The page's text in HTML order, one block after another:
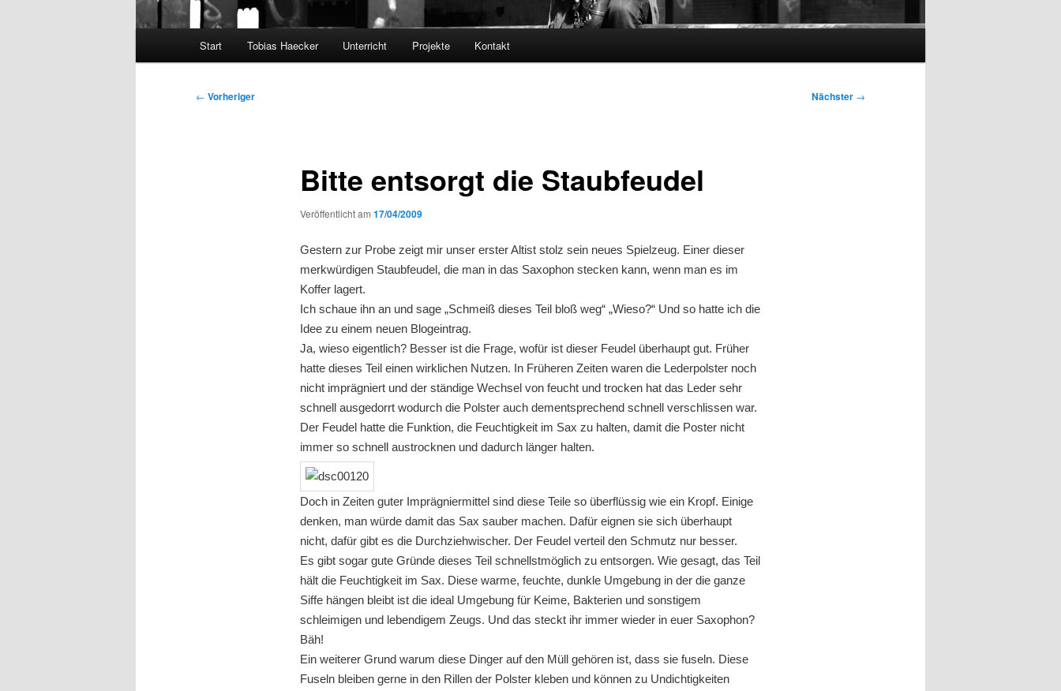
Start Tobias Haecker Unterricht Projekte Kontakt
Beitragsnavigation
← Vorheriger Nächster →
Bitte entsorgt die Staubfeudel
Veröffentlicht am 17/04/2009
Gestern zur Probe zeigt mir unser erster Altist stolz sein neues Spielzeug. Einer dieser
merkwürdigen Staubfeudel, die man in das Saxophon stecken kann, wenn man es im
Koffer lagert.
Ich schaue ihn an und sage „Schmeiß dieses Teil bloß weg“ „Wieso?“ Und so hatte ich die
Idee zu einem neuen Blogeintrag.
Ja, wieso eigentlich? Besser ist die Frage, wofür ist dieser Feudel überhaupt gut. Früher
hatte dieses Teil einen wirklichen Nutzen. In Früheren Zeiten waren die Lederpolster noch
nicht imprägniert und der ständige Wechsel von feucht und trocken hat das Leder sehr
schnell ausgedorrt wodurch die Polster auch dementsprechend schnell verschlissen war.
Der Feudel hatte die Funktion, die Feuchtigkeit im Sax zu halten, damit die Poster nicht
immer so schnell austrocknen und dadurch länger halten.
Doch in Zeiten guter Imprägniermittel sind diese Teile so überflüssig wie ein Kropf. Einige
denken, man würde damit das Sax sauber machen. Dafür eignen sie sich überhaupt
nicht, dafür gibt es die Durchziehwischer. Der Feudel verteil den Schmutz nur besser.
Es gibt sogar gute Gründe dieses Teil schnellstmöglich zu entsorgen. Wie gesagt, das Teil
hält die Feuchtigkeit im Sax. Diese warme, feuchte, dunkle Umgebung in der die ganze
Siffe hängen bleibt ist die ideal Umgebung für Keime, Bakterien und sonstigem
schleimigen und lebendigem Zeugs. Und das steckt ihr immer wieder in euer Saxophon?
Bäh!
Ein weiterer Grund warum diese Dinger auf den Müll gehören ist, dass sie fuseln. Diese
Fuseln bleiben gerne in den Rillen der Polster kleben und können zu Undichtigkeiten